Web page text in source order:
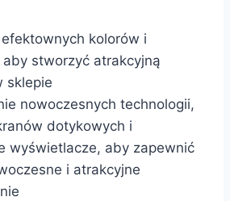
kolorów i
stworzyć atrakcyjną
sklepie
nowoczesnych technologii,
dotykowych i
wyświetlacze, aby zapewnić
i atrakcyjne